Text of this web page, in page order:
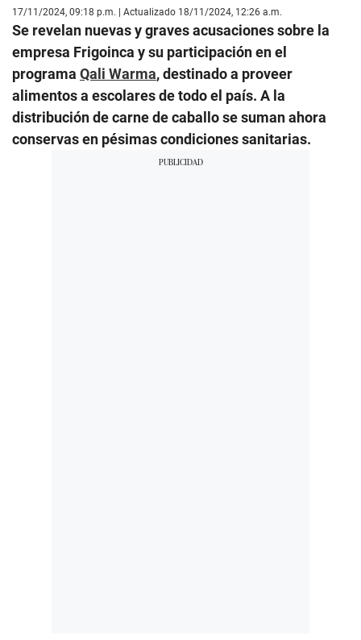
17/11/2024, 09:18 p.m. | Actualizado 18/11/2024, 12:26 a.m.
Se revelan nuevas y graves acusaciones sobre la
empresa Frigoinca y su participación en el
programa Qali Warma, destinado a proveer
alimentos a escolares de todo el país. A la
distribución de carne de caballo se suman ahora
conservas en pésimas condiciones sanitarias.